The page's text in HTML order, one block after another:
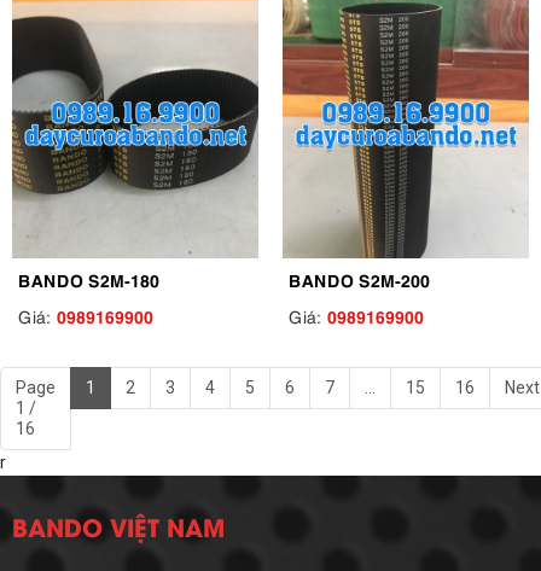
BANDO S2M-180
Giá: 0989169900
BANDO S2M-200
Giá: 0989169900
Page
1 /
16
1 2 3 4 5 6 7 ... 15 16 Next
r
BANDO VIỆT NAM